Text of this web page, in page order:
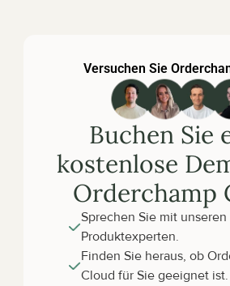
Versuchen Sie
Buchen Sie
kostenlose
Orderchamp
Sprechen Sie mit unseren
Produktexperten.
Finden Sie heraus, ob
Cloud für Sie geeignet ist.